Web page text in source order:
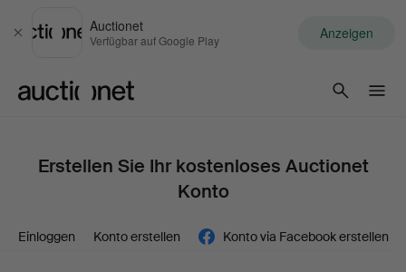
Schließen
Auctionet
Verfügbar auf Google Play Anzeigen
Erstellen Sie Ihr kostenloses Auctionet
Konto
Einloggen Konto erstellen Konto via Facebook erstellen